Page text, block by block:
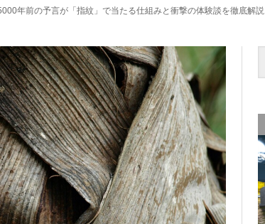
年前の予言が「指紋」で当たる仕組みと衝撃の体験談を徹底解説